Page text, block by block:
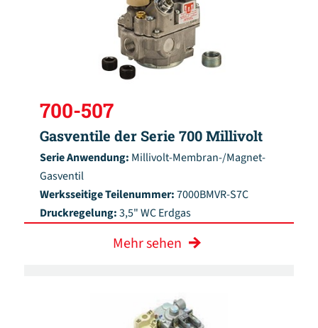
700-507
Gasventile der Serie 700 Millivolt
Serie Anwendung: Millivolt-Membran-/Magnet-
Gasventil
Werksseitige Teilenummer:7000BMVR-S7C
Druckregelung:3,5" WC Erdgas
Mehr sehen